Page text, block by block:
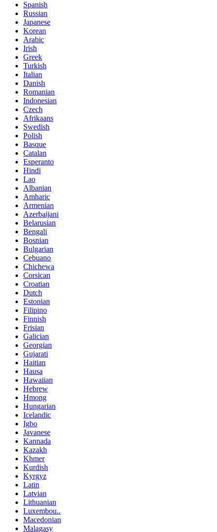
Spanish
Russian
Japanese
Korean
Arabic
Irish
Greek
Turkish
Italian
Danish
Romanian
Indonesian
Czech
Afrikaans
Swedish
Polish
Basque
Catalan
Esperanto
Hindi
Lao
Albanian
Amharic
Armenian
Azerbaijani
Belarusian
Bengali
Bosnian
Bulgarian
Cebuano
Chichewa
Corsican
Croatian
Dutch
Estonian
Filipino
Finnish
Frisian
Galician
Georgian
Gujarati
Haitian
Hausa
Hawaiian
Hebrew
Hmong
Hungarian
Icelandic
Igbo
Javanese
Kannada
Kazakh
Khmer
Kurdish
Kyrgyz
Latin
Latvian
Lithuanian
Luxembou..
Macedonian
Malagasy